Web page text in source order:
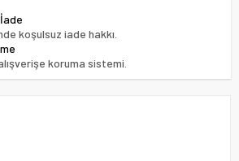
koşulsuz iade hakkı.
koruma sistemi.